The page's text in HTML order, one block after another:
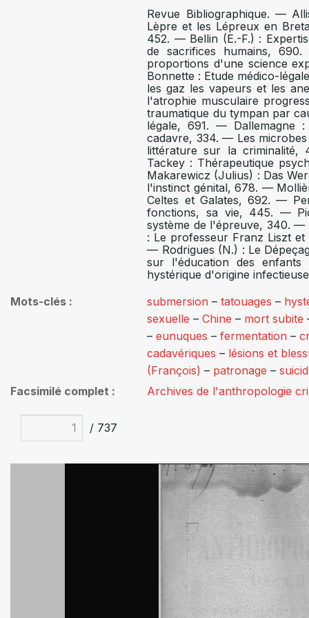
Revue Bibliographique. —
Lèpre et les Lépreux en
452. — Bellin (E.-F.) :
de sacrifices humains,
proportions d'une science
Bonnette : Etude médico-
les gaz les vapeurs et les
l'atrophie musculaire
traumatique du tympan par
légale, 691. — Dallemagne
cadavre, 334. — Les
littérature sur la
Tackey : Thérapeutique
Makarewicz (Julius) : Das
l'instinct génital, 678. —
Celtes et Galates, 692. —
fonctions, sa vie, 445. —
système de l'épreuve, 340. —
: Le professeur Franz Liszt
— Rodrigues (N.) : Le
sur l'éducation des
hystérique d'origine
Mots-clés
submersion –tatouages –
sexuelle –Chine – mort subite
–eunuques –fermentation –
cadavériques – lésions et
(François) – patronage –
Facsimilé complet
Archives de l'anthropologie
/ 737